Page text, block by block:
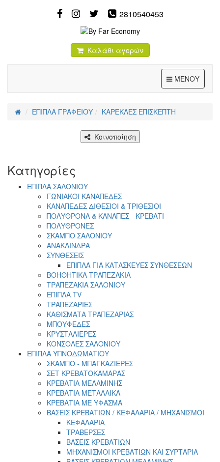
2810540453
Καλάθι αγορών
ΜΕΝΟΥ
ΕΠΙΠΛΑ ΓΡΑΦΕΙΟΥ ΚΑΡΕΚΛΕΣ ΕΠΙΣΚΕΠΤΗ
Κοινοποίηση
Κατηγορίες
ΕΠΙΠΛΑ ΣΑΛΟΝΙΟΥ
ΓΩΝΙΑΚΟΙ ΚΑΝΑΠΕΔΕΣ
ΚΑΝΑΠΕΔΕΣ ΔΙΘΕΣΙΟΙ & ΤΡΙΘΕΣΙΟΙ
ΠΟΛΥΘΡΟΝΑ & ΚΑΝΑΠΕΣ - ΚΡΕΒΑΤΙ
ΠΟΛΥΘΡΟΝΕΣ
ΣΚΑΜΠΟ ΣΑΛΟΝΙΟΥ
ΑΝΑΚΛΙΝΔΡΑ
ΣΥΝΘΕΣΕΙΣ
ΕΠΙΠΛΑ ΓΙΑ ΚΑΤΑΣΚΕΥΕΣ ΣΥΝΘΕΣΕΩΝ
ΒΟΗΘΗΤΙΚΑ ΤΡΑΠΕΖΑΚΙΑ
ΤΡΑΠΕΖΑΚΙΑ ΣΑΛΟΝΙΟΥ
ΕΠΙΠΛΑ TV
ΤΡΑΠΕΖΑΡΙΕΣ
ΚΑΘΙΣΜΑΤΑ ΤΡΑΠΕΖΑΡΙΑΣ
ΜΠΟΥΦΕΔΕΣ
ΚΡΥΣΤΑΛΙΕΡΕΣ
ΚΟΝΣΟΛΕΣ ΣΑΛΟΝΙΟΥ
ΕΠΙΠΛΑ ΥΠΝΟΔΩΜΑΤΙΟΥ
ΣΚΑΜΠΟ - ΜΠΑΓΚΑΖΙΕΡΕΣ
ΣΕΤ ΚΡΕΒΑΤΟΚΑΜΑΡΑΣ
ΚΡΕΒΑΤΙΑ ΜΕΛΑΜΙΝΗΣ
ΚΡΕΒΑΤΙΑ ΜΕΤΑΛΛΙΚΑ
ΚΡΕΒΑΤΙΑ ΜΕ ΥΦΑΣΜΑ
ΒΑΣΕΙΣ ΚΡΕΒΑΤΙΩΝ / ΚΕΦΑΛΑΡΙΑ / MHXANIΣΜΟΙ
ΚΕΦΑΛΑΡΙΑ
ΤΡΑΒΕΡΣΕΣ
ΒΑΣΕΙΣ ΚΡΕΒΑΤΙΩΝ
ΜΗΧΑΝΙΣΜΟΙ ΚΡΕΒΑΤΙΩΝ ΚΑΙ ΣΥΡΤΑΡΙΑ